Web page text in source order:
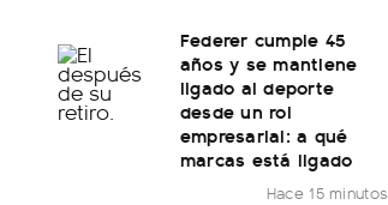
Federer cumple 45
años y se mantiene
ligado al deporte
desde un rol
empresarial: a qué
marcas está ligado
Hace 15 minutos